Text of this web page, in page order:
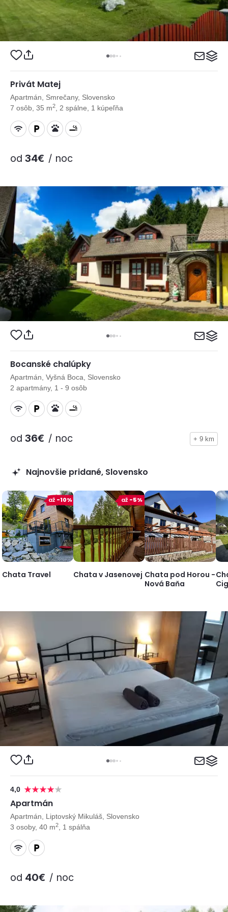
Privát Matej
Apartmán, Smrečany, Slovensko
7 osôb, 35 m2 , 2 spálne, 1 kúpeľňa
od 34€ / noc
Bocanské chalúpky
Apartmán, Vyšná Boca, Slovensko
2 apartmány, 1 - 9 osôb
od 36€ / noc + 9 km
Najnovšie pridané, Slovensko
Chata Travel
až -10%
Chata v Jasenovej
až -5%
Chata pod Horou -
Nová Baňa
4,0
Apartmán
Apartmán, Liptovský Mikuláš, Slovensko
3 osoby, 40 m2 , 1 spálňa
od 40€ / noc